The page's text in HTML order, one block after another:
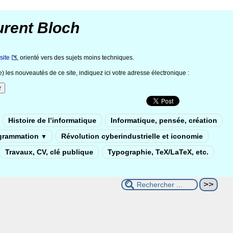
Bloch
, orienté vers des sujets moins techniques.
les nouveautés de ce site, indiquez ici votre adresse électronique :
Histoire de l’informatique
Informatique, pensée, création
▼
Révolution cyberindustrielle et iconomie
Travaux, CV, clé publique
Typographie, TeX/LaTeX, etc.